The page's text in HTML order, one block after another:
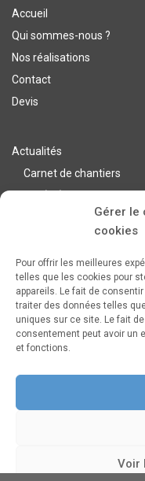
Gérer le
cookies
Pour offrir les meilleures
telles que les cookies pour
appareils. Le fait de
traiter des données telles
uniques sur ce site. Le fait
consentement peut avoir un
et fonctions.
Voir
Accueil
Qui sommes-nous ?
Nos réalisations
Contact
Devis
Actualités
Carnet de chantiers
Alpes Maritimes (06)
Nos réalisations
Extérieurs
Intérieurs
Lexique
Mentions légales
Maison Bois Côté Sud,